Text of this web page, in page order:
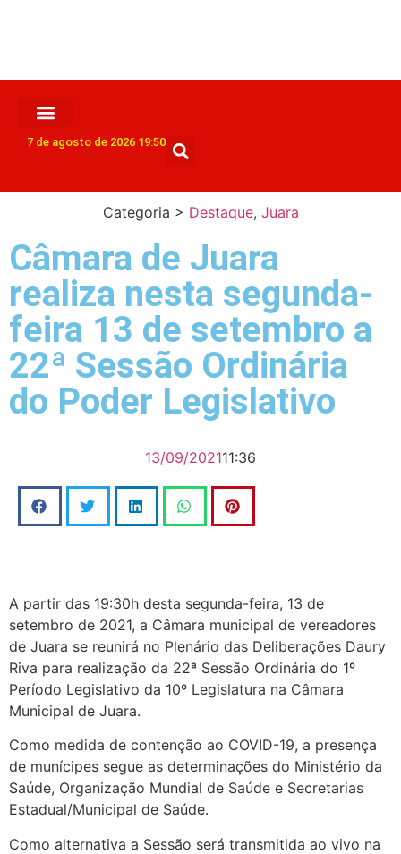
7 de agosto de 2026 19:50
Categoria > Destaque, Juara
Câmara de Juara
realiza nesta segunda-
feira 13 de setembro a
22ª Sessão Ordinária
do Poder Legislativo
13/09/202111:36
A partir das 19:30h desta segunda-feira, 13 de
setembro de 2021, a Câmara municipal de vereadores
de Juara se reunirá no Plenário das Deliberações Daury
Riva para realização da 22ª Sessão Ordinária do 1º
Período Legislativo da 10º Legislatura na Câmara
Municipal de Juara.
Como medida de contenção ao COVID-19, a presença
de munícipes segue as determinações do Ministério da
Saúde, Organização Mundial de Saúde e Secretarias
Estadual/Municipal de Saúde.
Como alternativa a Sessão será transmitida ao vivo na